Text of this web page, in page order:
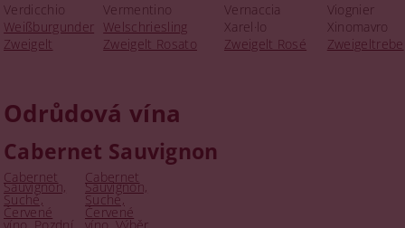
Verdicchio
Vermentino Vernaccia
Viognier
Weißburgunder Welschriesling Xarel·lo
Xinomavro
Zweigelt
Zweigelt Rosato Zweigelt Rosé Zweigeltrebe
Odrůdová vína
Cabernet Sauvignon
Cabernet
Sauvignon,
Suché,
Červené
Cabernet
Sauvignon,
Suché,
Červené